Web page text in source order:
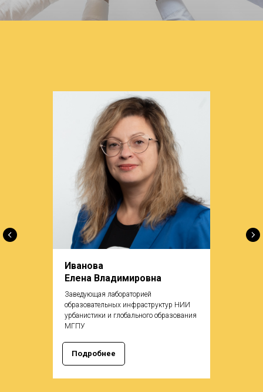
Иванова
Елена Владимировна
Заведующая лабораторией
образовательных инфраструктур НИИ
урбанистики и глобального образования
МГПУ
Подробнее